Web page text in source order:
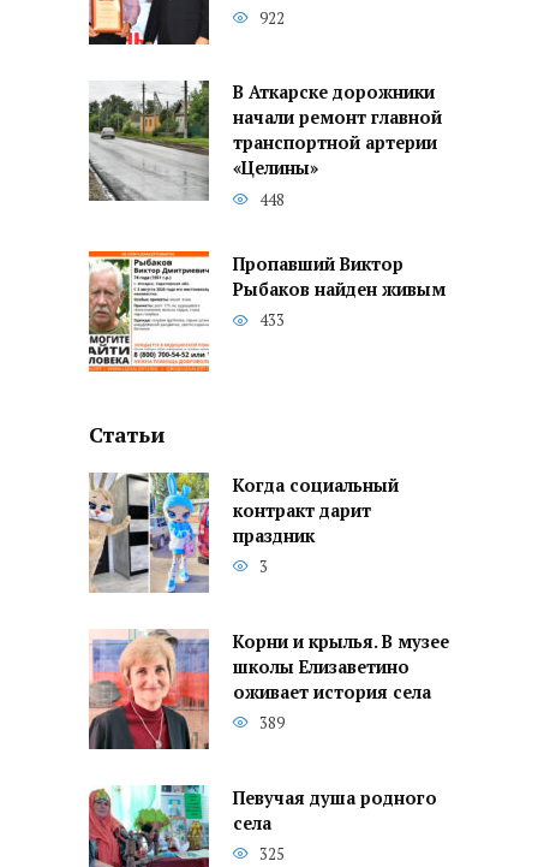
922
В Аткарске дорожники
начали ремонт главной
транспортной артерии
«Целины»
448
Пропавший Виктор
Рыбаков найден живым
433
Статьи
Когда социальный
контракт дарит
праздник
3
Корни и крылья. В музее
школы Елизаветино
оживает история села
389
Певучая душа родного
села
325